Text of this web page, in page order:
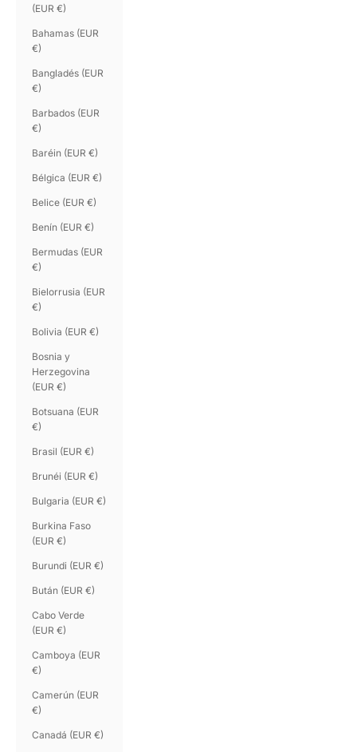
(EUR €)
Bahamas (EUR
€)
Bangladés (EUR
€)
Barbados (EUR
€)
Baréin (EUR €)
Bélgica (EUR €)
Belice (EUR €)
Benín (EUR €)
Bermudas (EUR
€)
Bielorrusia (EUR
€)
Bolivia (EUR €)
Bosnia y
Herzegovina
(EUR €)
Botsuana (EUR
€)
Brasil (EUR €)
Brunéi (EUR €)
Bulgaria (EUR €)
Burkina Faso
(EUR €)
Burundi (EUR €)
Bután (EUR €)
Cabo Verde
(EUR €)
Camboya (EUR
€)
Camerún (EUR
€)
Canadá (EUR €)